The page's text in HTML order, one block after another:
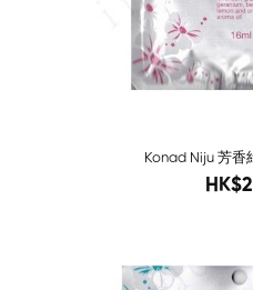
Konad Niju 芳香
38